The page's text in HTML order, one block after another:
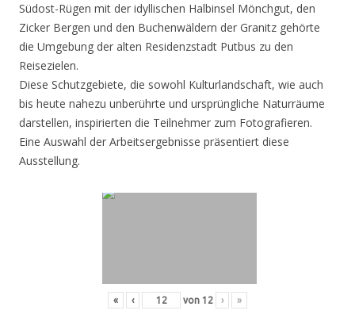
Südost-Rügen mit der idyllischen Halbinsel Mönchgut, den
Zicker Bergen und den Buchenwäldern der Granitz gehörte
die Umgebung der alten Residenzstadt Putbus zu den
Reisezielen.
Diese Schutzgebiete, die sowohl Kulturlandschaft, wie auch
bis heute nahezu unberührte und ursprüngliche Naturräume
darstellen, inspirierten die Teilnehmer zum Fotografieren.
Eine Auswahl der Arbeitsergebnisse präsentiert diese
Ausstellung.
« ‹ von 12 › »